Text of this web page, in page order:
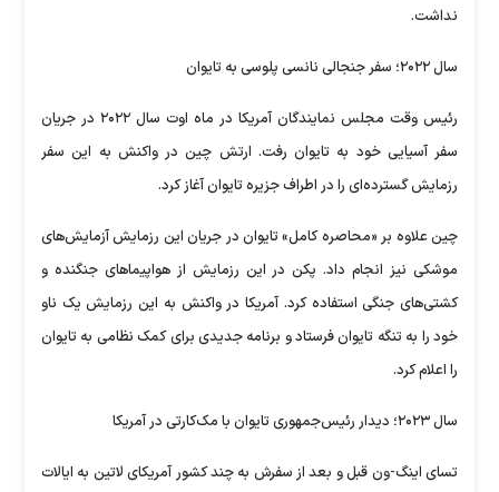
نداشت.
سال ۲۰۲۲؛ سفر جنجالی نانسی پلوسی به تایوان
رئیس وقت مجلس نمایندگان آمریکا در ماه اوت سال ۲۰۲۲ در جریان
سفر آسیایی خود به تایوان رفت. ارتش چین در واکنش به این سفر
رزمایش گسترده‌ای را در اطراف جزیره تایوان آغاز کرد.
چین علاوه بر «محاصره کامل» تایوان در جریان این رزمایش آزمایش‌های
موشکی نیز انجام داد. پکن در این رزمایش‌ از هواپیماهای جنگنده‌ و
کشتی‌های جنگی استفاده کرد. آمریکا در واکنش به این رزمایش یک ناو
خود را به تنگه تایوان فرستاد و برنامه جدیدی برای کمک نظامی به تایوان
را اعلام کرد.
سال ۲۰۲۳؛ دیدار رئیس‌جمهوری تایوان با مک‌کارتی در آمریکا
تسای اینگ-ون قبل و بعد از سفرش به چند کشور آمریکای لاتین به ایالات